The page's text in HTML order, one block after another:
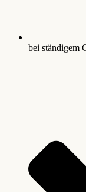
bei ständigem